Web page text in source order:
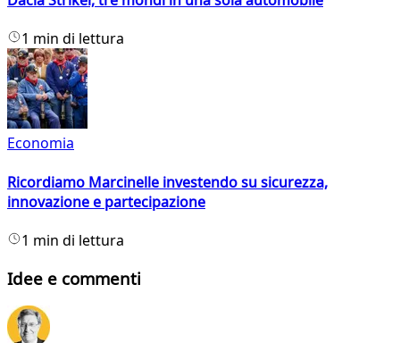
1 min di lettura
Economia
Ricordiamo Marcinelle investendo su sicurezza,
innovazione e partecipazione
1 min di lettura
Idee e commenti